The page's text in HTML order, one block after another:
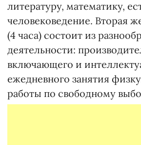
литературу, математику,
человековедение. Вторая
(4 часа) состоит из
деятельности:
включающего и
ежедневного занятия
работы по свободному